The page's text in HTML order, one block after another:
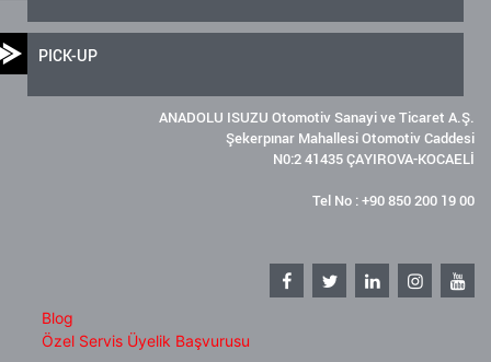
PICK-UP
ANADOLU ISUZU Otomotiv Sanayi ve Ticaret A.Ş.
Şekerpınar Mahallesi Otomotiv Caddesi
N0:2 41435 ÇAYIROVA-KOCAELİ
Tel No : +90 850 200 19 00
Blog
Özel Servis Üyelik Başvurusu